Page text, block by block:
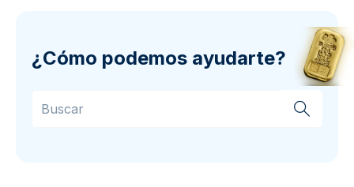
¿Cómo podemos ayudarte?